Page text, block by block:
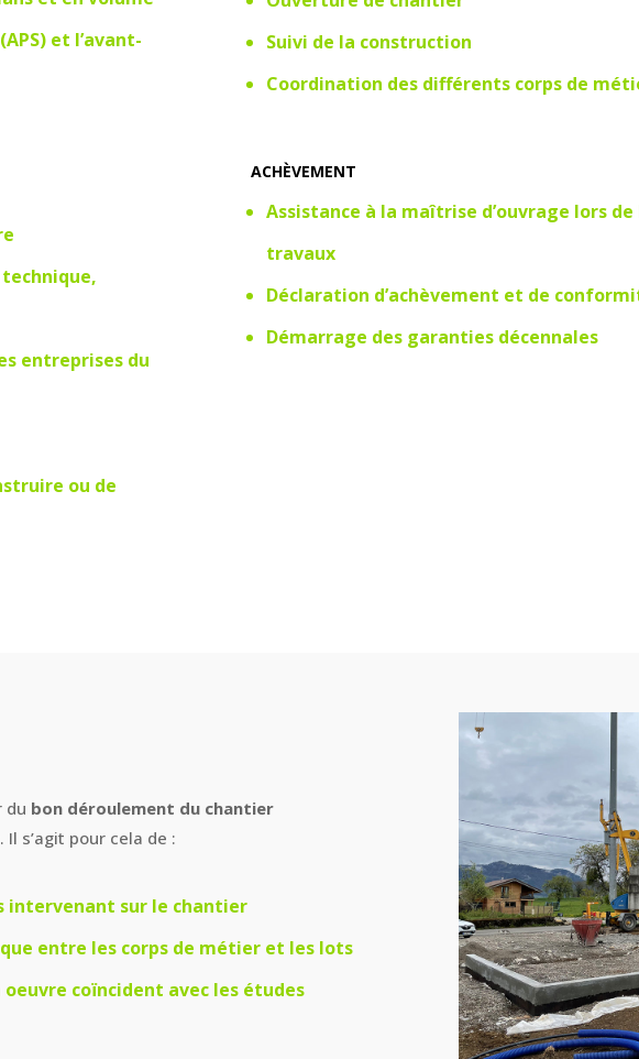
et l’avant-
entreprises du
ou de
Suivi de la construction
Coordination des différents corps de
ACHÈVEMENT
Assistance à la maîtrise d’ouvrage lors
travaux
Déclaration d’achèvement et de
Démarrage des garanties décennales
du bon déroulement du chantier
. Il s’agit pour cela de :
intervenant sur le chantier
entre les corps de métier et les lots
oeuvre coïncident avec les études